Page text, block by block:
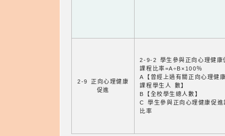
2-9 正向心理健康
促進
2-9-2 學生參與正向心理健康
課程比率=A÷B×100％
A【曾經上過有關正向心理健
課程學生人 數】
B【全校學生總人數】
C 學生參與正向心理健康促進
比率